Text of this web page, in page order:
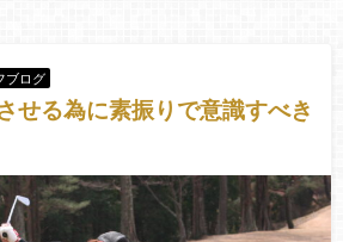
ブログ
せる為に素振りで意識すべき